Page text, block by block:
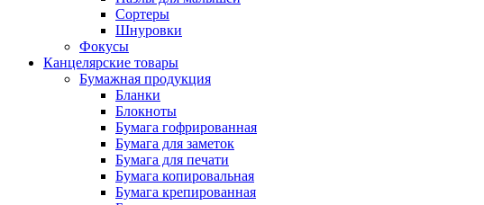
Сортеры
Шнуровки
Фокусы
Канцелярские товары
Бумажная продукция
Бланки
Блокноты
Бумага гофрированная
Бумага для заметок
Бумага для печати
Бумага копировальная
Бумага крепированная